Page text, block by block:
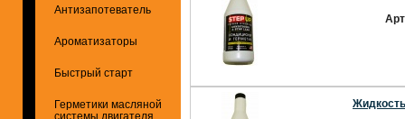
Антизапотеватель
Ароматизаторы
Быстрый старт
Герметики масляной
системы двигателя